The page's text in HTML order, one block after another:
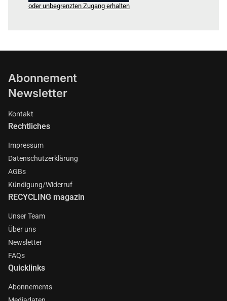
oder unbegrenzten Zugang erhalten
Abonnement
Newsletter
Kontakt
Rechtliches
Impressum
Datenschutzerklärung
AGBs
Kündigung/Widerruf
RECYCLING magazin
Unser Team
Über uns
Newsletter
FAQs
Quicklinks
Abonnements